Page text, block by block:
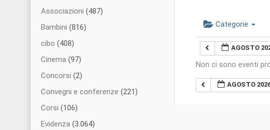
Categorie
AGOSTO
Non ci sono eventi
AGOSTO
Associazioni (487)
Bambini (816)
cibo (408)
Cinema (97)
Concorsi (2)
Convegni e conferenze (221)
Corsi (106)
Evidenza (3.064)